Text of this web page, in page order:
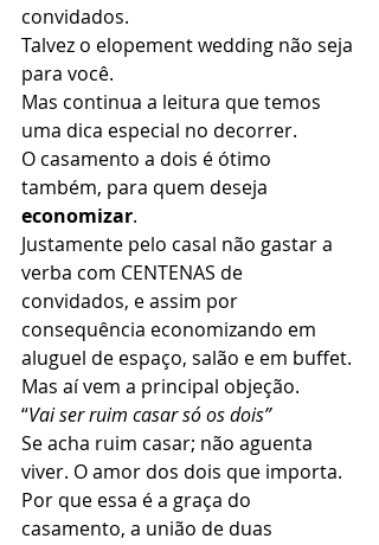
convidados.
Talvez o elopement wedding não seja
para você.
Mas continua a leitura que temos
uma dica especial no decorrer.
O casamento a dois é ótimo
também, para quem deseja
economizar.
Justamente pelo casal não gastar a
verba com CENTENAS de
convidados, e assim por
consequência economizando em
aluguel de espaço, salão e em buffet.
Mas aí vem a principal objeção.
“Vai ser ruim casar só os dois”
Se acha ruim casar; não aguenta
viver. O amor dos dois que importa.
Por que essa é a graça do
casamento, a união de duas